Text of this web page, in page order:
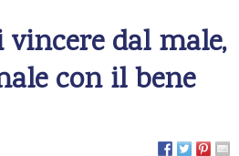
dal male,
con il bene